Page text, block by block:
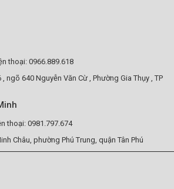
thoại: 0966.889.618
ngõ 640 Nguyễn Văn Cừ , Phường Gia Thụy , TP
thoại: 0981.797.674
Châu, phường Phú Trung, quận Tân Phú